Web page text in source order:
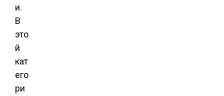
и.
В
это
й
кат
его
ри